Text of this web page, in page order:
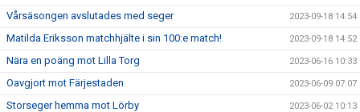
Vårsäsongen avslutades med seger 2023-09-18 14:54
Matilda Eriksson matchhjälte i sin 100:e match! 2023-09-18 14:52
Nära en poäng mot Lilla Torg 2023-06-16 10:33
Oavgjort mot Färjestaden 2023-06-09 07:07
Storseger hemma mot Lörby 2023-06-02 10:13